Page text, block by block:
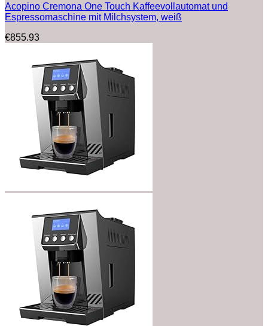
Acopino Cremona One Touch Kaffeevollautomat und
Espressomaschine mit Milchsystem, weiß
€855.93